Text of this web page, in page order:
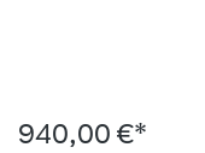
940,00 €*